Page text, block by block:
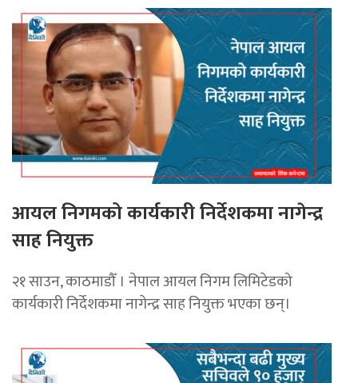
आयल निगमको कार्यकारी निर्देशकमा नागेन्द्र
साह नियुक्त
२१ साउन, काठमाडौँ । नेपाल आयल निगम लिमिटेडको
कार्यकारी निर्देशकमा नागेन्द्र साह नियुक्त भएका छन्।